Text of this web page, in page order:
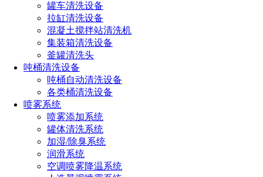
罐车清洗设备
拉缸清洗设备
混凝土搅拌站清洗机
集装箱清洗设备
釜罐清洗头
吨桶清洗设备
吨桶自动清洗设备
各类桶清洗设备
喷雾系统
喷雾添加系统
罐体清洗系统
加湿/除臭系统
润滑系统
空调喷雾降温系统
2、喷嘴不会堵塞、不漏水,含有内旋式自动清洁,使用寿命
是同类喷嘴使用寿命的2倍多
3、不需要高压，可以在低压的环境下进行雾化
4、不会因为高压导致喷嘴磨损，低压精细雾化喷嘴属于
单流体雾化喷嘴，不需要使用压缩空气
5、含有防滴漏装置，能有效防止滴水漏水使印刷车间的
纸张受潮